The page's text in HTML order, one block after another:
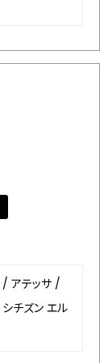
/ アテッサ /
シチズン エル